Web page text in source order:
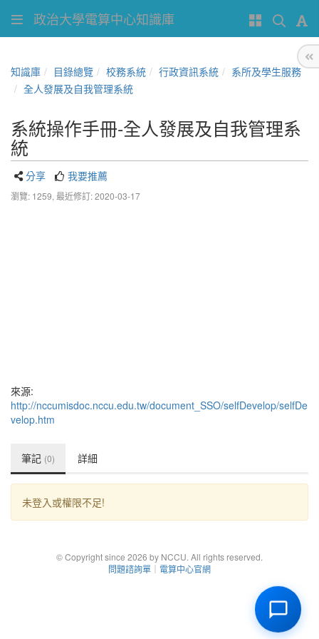
政治大學電算中心知識庫
知識庫 目錄總覽 校務系統 行政資訊系統
系所及學生服務
全人發展及自我管理系統
系統操作手冊-全人發展及自我管理系
統
分享 我要推薦
瀏覽: 1259, 最近修訂: 2020-03-17
來源:
http://nccumisdoc.nccu.edu.tw/document_SSO/selfDevelop/selfDe
velop.htm
筆記 (0) 詳細
未登入或權限不足!
© Copyright since 2026 by NCCU. All rights reserved.
問題諮詢單 ｜ 電算中心官網